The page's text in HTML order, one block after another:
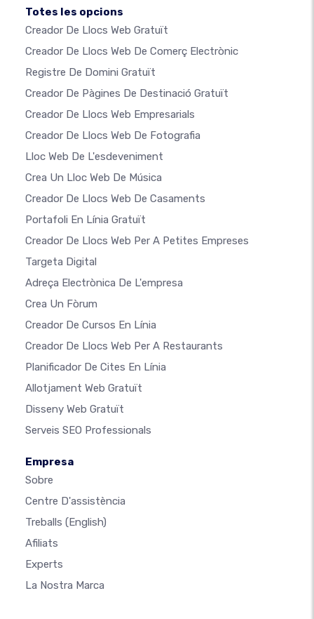
Totes les opcions
Creador De Llocs Web Gratuït
Creador De Llocs Web De Comerç Electrònic
Registre De Domini Gratuït
Creador De Pàgines De Destinació Gratuït
Creador De Llocs Web Empresarials
Creador De Llocs Web De Fotografia
Lloc Web De L'esdeveniment
Crea Un Lloc Web De Música
Creador De Llocs Web De Casaments
Portafoli En Línia Gratuït
Creador De Llocs Web Per A Petites Empreses
Targeta Digital
Adreça Electrònica De L'empresa
Crea Un Fòrum
Creador De Cursos En Línia
Creador De Llocs Web Per A Restaurants
Planificador De Cites En Línia
Allotjament Web Gratuït
Disseny Web Gratuït
Serveis SEO Professionals
Empresa
Sobre
Centre D'assistència
Treballs (English)
Afiliats
Experts
La Nostra Marca